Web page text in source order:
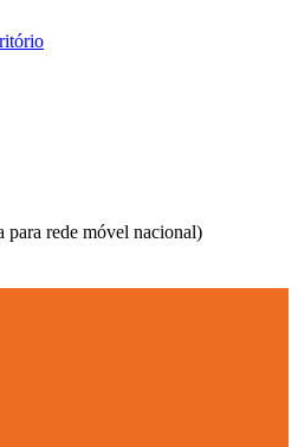
para rede móvel nacional)